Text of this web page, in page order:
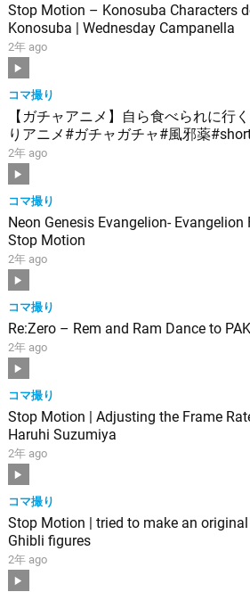
Stop Motion – Konosuba Characters
Konosuba | Wednesday Campanella
2年 ago
コマ撮り
【ガチャアニメ】自ら食べられに行
りアニメ#ガチャガチャ#風邪薬
2年 ago
コマ撮り
Neon Genesis Evangelion-
Stop Motion
2年 ago
コマ撮り
Re:Zero – Rem and Ram Dance to
2年 ago
コマ撮り
Stop Motion | Adjusting the Frame
Haruhi Suzumiya
2年 ago
コマ撮り
Stop Motion | tried to make an
Ghibli figures
2年 ago